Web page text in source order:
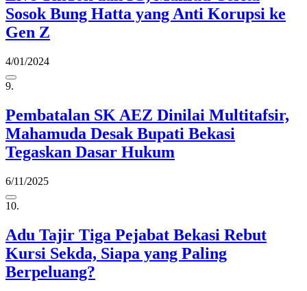
Sosok Bung Hatta yang Anti Korupsi ke
Gen Z
4/01/2024
9.
Pembatalan SK AEZ Dinilai Multitafsir,
Mahamuda Desak Bupati Bekasi
Tegaskan Dasar Hukum
6/11/2025
10.
Adu Tajir Tiga Pejabat Bekasi Rebut
Kursi Sekda, Siapa yang Paling
Berpeluang?